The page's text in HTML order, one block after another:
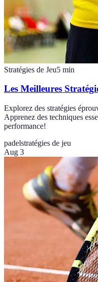
Stratégies de Jeu5 min
Les Meilleures
Explorez des stratégies
Apprenez des techniques
performance!
padelstratégies de jeu
Aug 3